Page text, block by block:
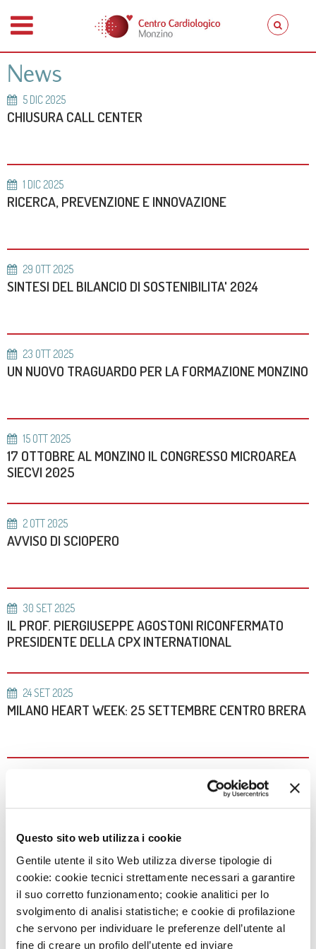
Questo sito web utilizza i cookie
Gentile utente il sito Web utilizza diverse tipologie di
cookie: cookie tecnici strettamente necessari a garantire
il suo corretto funzionamento; cookie analitici per lo
svolgimento di analisi statistiche; e cookie di profilazione
che servono per individuare le preferenze dell’utente al
fine di creare un profilo dell’utente ed inviare
News
5 DIC 2025
CHIUSURA CALL CENTER
1 DIC 2025
RICERCA, PREVENZIONE E INNOVAZIONE
29 OTT 2025
SINTESI DEL BILANCIO DI SOSTENIBILITA' 2024
23 OTT 2025
UN NUOVO TRAGUARDO PER LA FORMAZIONE MONZINO
15 OTT 2025
17 OTTOBRE AL MONZINO IL CONGRESSO MICROAREA
SIECVI 2025
2 OTT 2025
AVVISO DI SCIOPERO
30 SET 2025
IL PROF. PIERGIUSEPPE AGOSTONI RICONFERMATO
PRESIDENTE DELLA CPX INTERNATIONAL
24SET 2025
MILANO HEART WEEK: 25 SETTEMBRE CENTRO BRERA
MONZINO PRIMO IN ITALIA NELLA CLASSIFICA
NEWSWEEK
1 AGO2025
AVVISO: LE VARIAZIONI ORARIE PER IL MESE DI AGOSTO
2025